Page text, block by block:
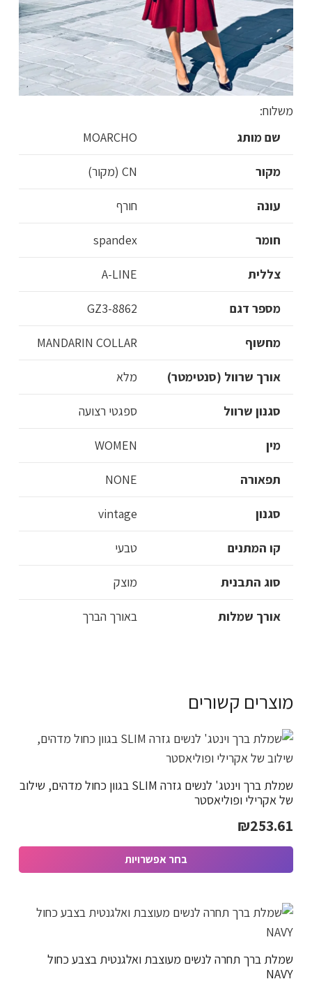
משלוח:
שם מותג
MOARCHO
מקור CN (מקור)
עונה חורף
חומר spandex
צללית A-LINE
מספר דגם GZ3-8862
מחשוף MANDARIN COLLAR
אורך שרוול (סנטימטר) מלא
סגנון שרוול ספגטי רצועה
מין WOMEN
תפאורה NONE
סגנון vintage
קו המתנים טבעי
סוג התבנית מוצק
אורך שמלות באורך הברך
מוצרים קשורים
שמלת ברך וינטג' לנשים גזרה SLIM בגוון כחול מדהים, שילוב
של אקרילי ופוליאסטר
₪253.61
בחר אפשרויות
זה
מספר
סוגים.
ניתן
שמלת ברך תחרה לנשים מעוצבת ואלגנטית בצבע כחול
NAVY